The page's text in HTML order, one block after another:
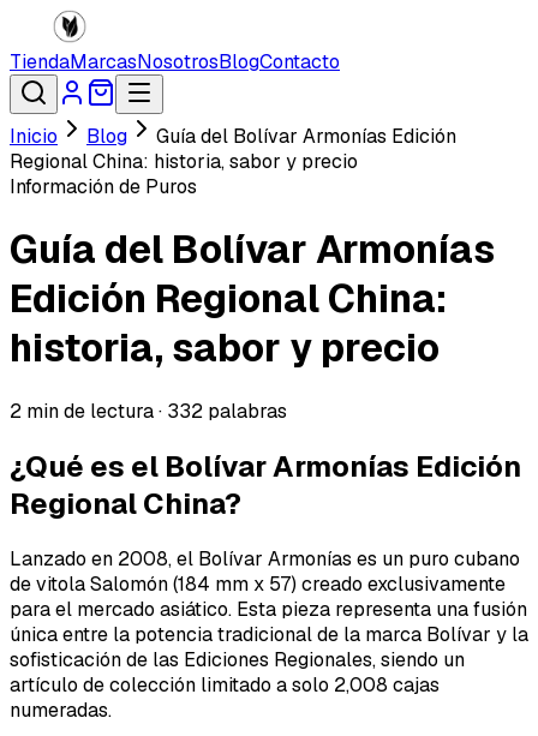
TiendaMarcasNosotrosBlogContacto
Inicio Blog
Guía del Bolívar Armonías Edición
Regional China: historia, sabor y precio
Información de Puros
Guía del Bolívar Armonías
Edición Regional China:
historia, sabor y precio
2 min de lectura · 332 palabras
¿Qué es el Bolívar Armonías Edición
Regional China?
Lanzado en 2008, el Bolívar Armonías es un puro cubano
de vitola Salomón (184 mm x 57) creado exclusivamente
para el mercado asiático. Esta pieza representa una fusión
única entre la potencia tradicional de la marca Bolívar y la
sofisticación de las Ediciones Regionales, siendo un
artículo de colección limitado a solo 2,008 cajas
numeradas.